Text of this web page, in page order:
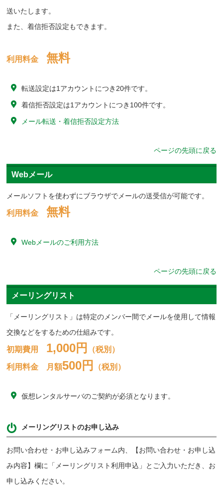
送いたします。
また、着信拒否設定もできます。
利用料金無料
転送設定は1アカウントにつき20件です。
着信拒否設定は1アカウントにつき100件です。
メール転送・着信拒否設定方法
ページの先頭に戻る
Webメール
メールソフトを使わずにブラウザでメールの送受信が可能です。
利用料金無料
Webメールのご利用方法
ページの先頭に戻る
メーリングリスト
「メーリングリスト」は特定のメンバー間でメールを使用して情報
交換などをするための仕組みです。
初期費用 1,000円 （税別）
利用料金 月額500円 （税別）
仮想レンタルサーバのご契約が必須となります。
メーリングリストのお申し込み
お問い合わせ・お申し込みフォーム内、【お問い合わせ・お申し込
み内容】欄に「メーリングリスト利用申込」とご入力いただき、お
申し込みください。